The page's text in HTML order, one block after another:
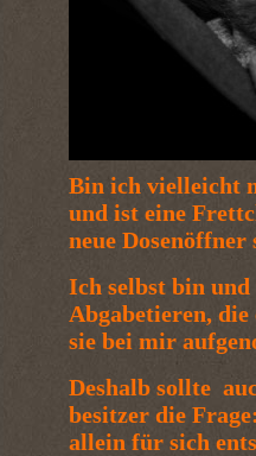
Bin ich vielleicht
und ist eine
neue Dosenöffner
Ich selbst bin
Abgabetieren, die
sie bei mir
Deshalb sollte
besitzer die
allein für sich